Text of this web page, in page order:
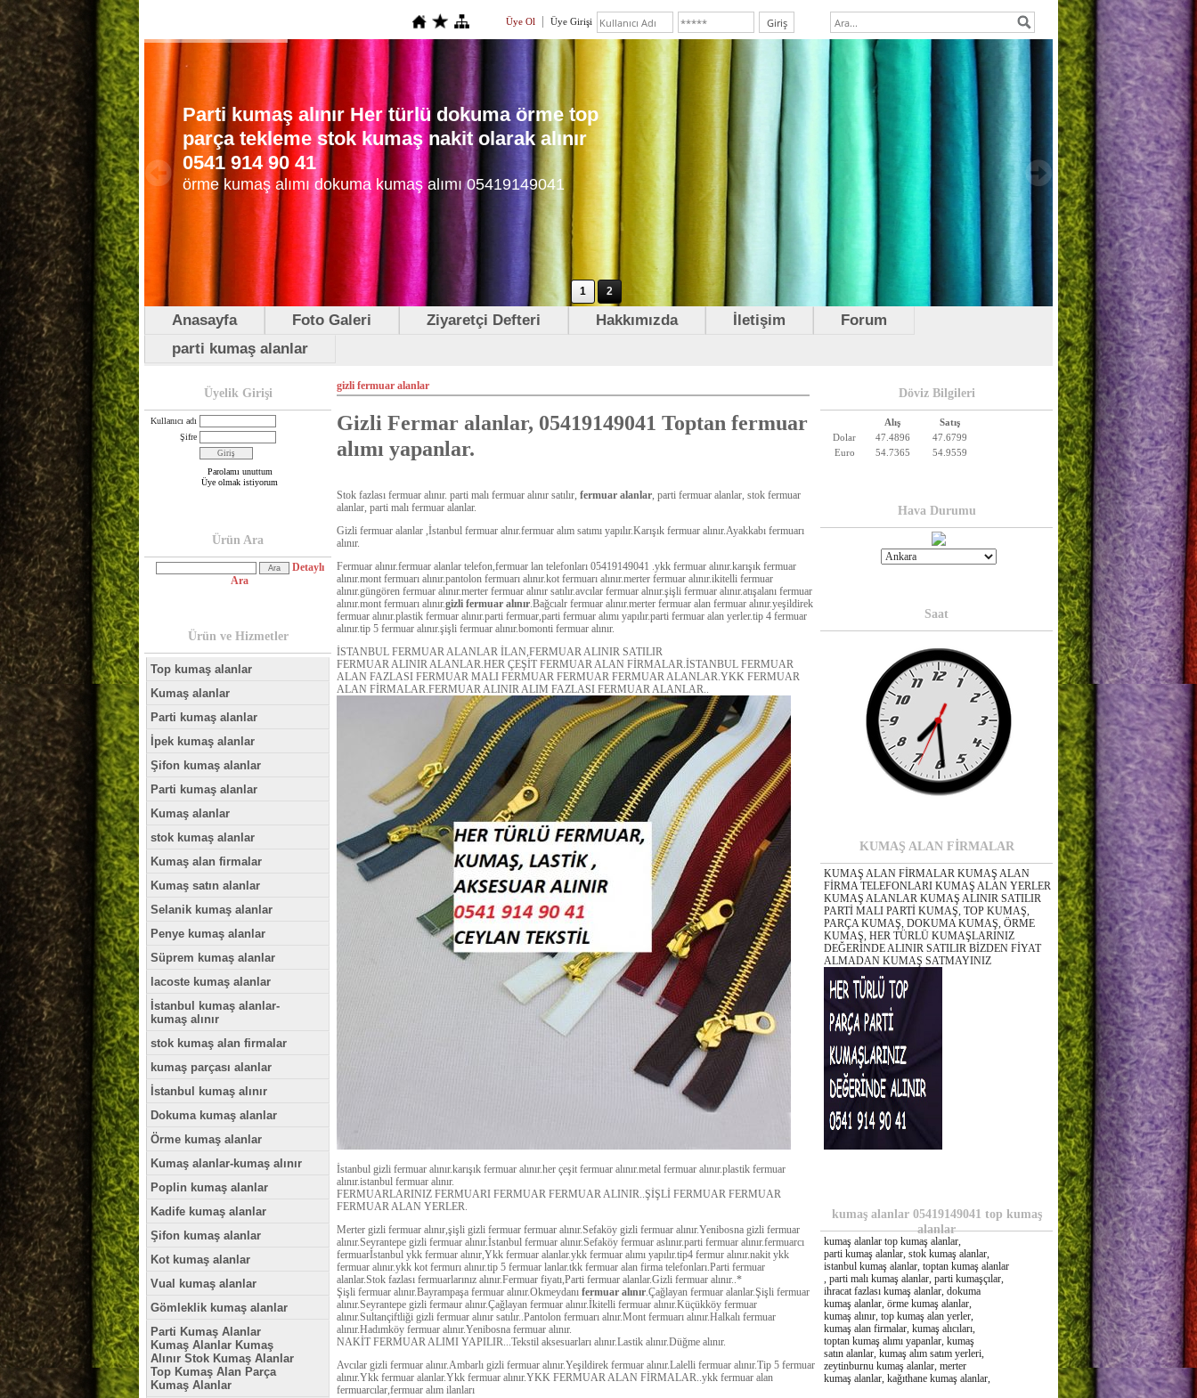
Üye Ol Üye Girişi
Parti kumaş alınır Her türlü dokuma örme top
parça tekleme stok kumaş nakit olarak alınır
0541 914 90 41
örme kumaş alımı dokuma kumaş alımı 05419149041
1 2
Anasayfa Foto Galeri Ziyaretçi Defteri Hakkımızda İletişim
Forum
parti kumaş alanlar
Üyelik Girişi
Kullanıcı adı
Şifre
Parolamı unuttum
Üye olmak istiyorum
Ürün Ara
Detaylı
Ara
Ürün ve Hizmetler
Top kumaş alanlar
Kumaş alanlar
Parti kumaş alanlar
İpek kumaş alanlar
Şifon kumaş alanlar
Parti kumaş alanlar
Kumaş alanlar
stok kumaş alanlar
Kumaş alan firmalar
Kumaş satın alanlar
Selanik kumaş alanlar
Penye kumaş alanlar
Süprem kumaş alanlar
lacoste kumaş alanlar
İstanbul kumaş alanlar-
kumaş alınır
stok kumaş alan firmalar
kumaş parçası alanlar
İstanbul kumaş alınır
Dokuma kumaş alanlar
Örme kumaş alanlar
Kumaş alanlar-kumaş alınır
Poplin kumaş alanlar
Kadife kumaş alanlar
Şifon kumaş alanlar
Kot kumaş alanlar
Vual kumaş alanlar
Gömleklik kumaş alanlar
Parti Kumaş Alanlar
Kumaş Alanlar Kumaş
Alınır Stok Kumaş Alanlar
Top Kumaş Alan Parça
Kumaş Alanlar
gizli fermuar alanlar
Gizli Fermar alanlar, 05419149041 Toptan fermuar
alımı yapanlar.
Stok fazlası fermuar alınır. parti malı fermuar alınır satılır, fermuar alanlar, parti fermuar alanlar, stok fermuar
alanlar, parti malı fermuar alanlar.
Gizli fermuar alanlar ,İstanbul fermuar alnır.fermuar alım satımı yapılır.Karışık fermuar alınır.Ayakkabı fermuarı
alınır.
Fermuar alınır.fermuar alanlar telefon,fermuar lan telefonları 05419149041 .ykk fermuar alınır.karışık fermuar
alınır.mont fermuarı alınır.pantolon fermuarı alınır.kot fermuarı alınır.merter fermuar alınır.ikitelli fermuar
alınır.güngören fermuar alınır.merter fermuar alınır satılır.avcılar fermuar alnıır.şişli fermuar alınır.atışalanı fermuar
alınır.mont fermuarı alınır.gizli fermuar alınır.Bağcıalr fermuar alınır.merter fermuar alan fermuar alınır.yeşildirek
fermuar alınır.plastik fermuar alınır.parti fermuar,parti fermuar alımı yapılır.parti fermuar alan yerler.tip 4 fermuar
alınır.tip 5 fermuar alınır.şişli fermuar alınır.bomonti fermuar alınır.
İSTANBUL FERMUAR ALANLAR İLAN,FERMUAR ALINIR SATILIR
FERMUAR ALINIR ALANLAR.HER ÇEŞİT FERMUAR ALAN FİRMALAR.İSTANBUL FERMUAR
ALAN FAZLASI FERMUAR MALI FERMUAR FERMUAR FERMUAR ALANLAR.YKK FERMUAR
ALAN FİRMALAR.FERMUAR ALINIR ALIM FAZLASI FERMUAR ALANLAR..
İstanbul gizli fermuar alınır.karışık fermuar alınır.her çeşit fermuar alınır.metal fermuar alınır.plastik fermuar
alınır.istanbul fermuar alınır.
FERMUARLARINIZ FERMUARI FERMUAR FERMUAR ALINIR..ŞİŞLİ FERMUAR FERMUAR
FERMUAR ALAN YERLER.
Merter gizli fermuar alınır,şişli gizli fermuar fermuar alınır.Sefaköy gizli fermuar alınır.Yenibosna gizli fermuar
alınır.Seyrantepe gizli fermuar alınır.İstanbul fermuar alınır.Sefaköy fermuar aslınır.parti fermuar alınır.fermuarcı
fermuarİstanbul ykk fermuar alınır,Ykk fermuar alanlar.ykk fermuar alımı yapılır.tip4 fermur alınır.nakit ykk
fermuar alınır.ykk kot fermurı alınır.tip 5 fermuar lanlar.tkk fermuar alan firma telefonları.Parti fermuar
alanlar.Stok fazlası fermuarlarınız alınır.Fermuar fiyatı,Parti fermuar alanlar.Gizli fermuar alınır..*
Şişli fermuar alınır.Bayrampaşa fermuar alınır.Okmeydanı fermuar alınır.Çağlayan fermuar alanlar.Şişli fermuar
alınır.Seyrantepe gizli fermaur alınır.Çağlayan fermuar alınır.İkitelli fermuar alınır.Küçükköy fermuar
alınır.Sultançiftliği gizli fermuar alınır satılır..Pantolon fermuarı alnır.Mont fermuarı alınır.Halkalı fermuar
alınır.Hadımköy fermuar alınır.Yenibosna fermuar alınır.
NAKİT FERMUAR ALIMI YAPILIR...Tekstil aksesuarları alınır.Lastik alınır.Düğme alınır.
Avcılar gizli fermuar alınır.Ambarlı gizli fermuar alınır.Yeşildirek fermuar alınır.Lalelli fermuar alınır.Tip 5 fermuar
alınır.Ykk fermuar alanlar.Ykk fermuar alınır.YKK FERMUAR ALAN FİRMALAR..ykk fermuar alan
fermuarcılar,fermuar alım ilanları
Döviz Bilgileri
Alış
Satış
Dolar
47.4896
47.6799
Euro
54.7365 54.9559
Hava Durumu
Saat
KUMAŞ ALAN FİRMALAR
KUMAŞ ALAN FİRMALAR KUMAŞ ALAN
FİRMA TELEFONLARI KUMAŞ ALAN YERLER
KUMAŞ ALANLAR KUMAŞ ALINIR SATILIR
PARTİ MALI PARTİ KUMAŞ, TOP KUMAŞ,
PARÇA KUMAŞ, DOKUMA KUMAŞ, ÖRME
KUMAŞ, HER TÜRLÜ KUMAŞLARINIZ
DEĞERİNDE ALINIR SATILIR BİZDEN FİYAT
ALMADAN KUMAŞ SATMAYINIZ
kumaş alanlar 05419149041 top kumaş
alanlar
kumaş alanlar top kumaş alanlar,
parti kumaş alanlar, stok kumaş alanlar,
istanbul kumaş alanlar, toptan kumaş alanlar
, parti malı kumaş alanlar, parti kumaşçılar,
ihracat fazlası kumaş alanlar, dokuma
kumaş alanlar, örme kumaş alanlar,
kumaş alınır, top kumaş alan yerler,
kumaş alan firmalar, kumaş alıcıları,
toptan kumaş alımı yapanlar, kumaş
satın alanlar, kumaş alım satım yerleri,
zeytinburnu kumaş alanlar, merter
kumaş alanlar, kağıthane kumaş alanlar,